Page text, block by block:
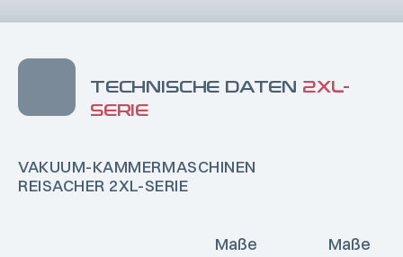
TECHNISCHE DATEN 2XL-
SERIE
VAKUUM-KAMMERMASCHINEN
REISACHER 2XL-SERIE
Maße
Maße